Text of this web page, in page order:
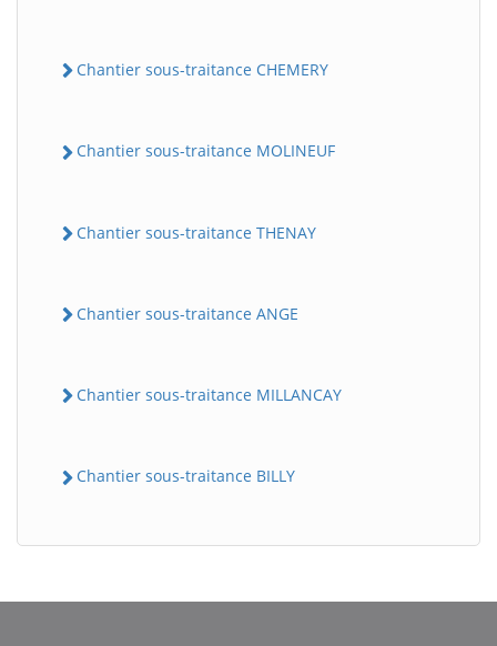
Chantier sous-traitance CHEMERY
Chantier sous-traitance MOLINEUF
Chantier sous-traitance THENAY
Chantier sous-traitance ANGE
Chantier sous-traitance MILLANCAY
Chantier sous-traitance BILLY